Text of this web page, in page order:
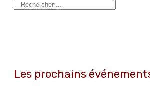
Les prochains